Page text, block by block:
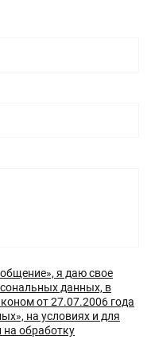
я даю свое
данных, в
от 27.07.2006 года
на условиях и для
на обработку